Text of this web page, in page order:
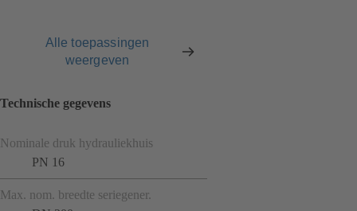
Alle toepassingen
weergeven
Technische gegevens
Nominale druk hydrauliekhuis
PN 16
Max. nom. breedte seriegener.